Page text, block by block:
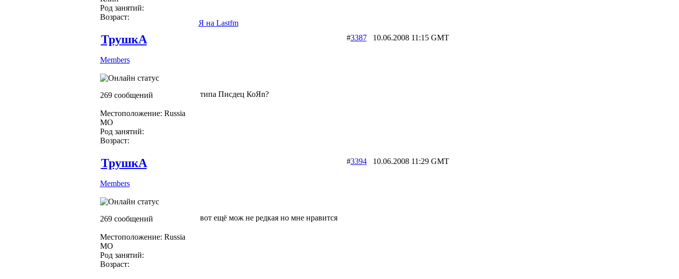
Род занятий:
Возраст:
Я на Lastfm
ТрушкА
Members
269 сообщений
Местоположение: Russia
МО
Род занятий:
Возраст:
#338710.06.2008 11:15 GMT
типа Писдец КоЯn?
ТрушкА
Members
269 сообщений
Местоположение: Russia
МО
Род занятий:
Возраст:
#339410.06.2008 11:29 GMT
вот ещё мож не редкая но мне нравится